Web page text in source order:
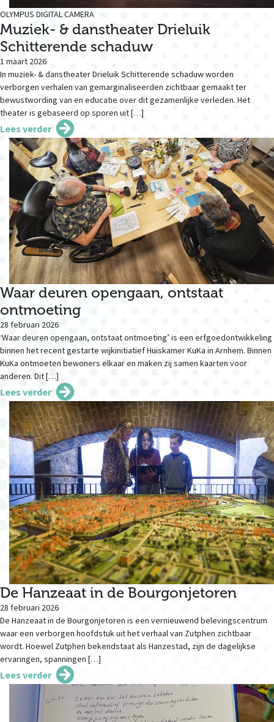
OLYMPUS DIGITAL CAMERA
Muziek- & danstheater Drieluik
Schitterende schaduw
1 maart 2026
In muziek- & danstheater Drieluik Schitterende schaduw worden
verborgen verhalen van gemarginaliseerden zichtbaar gemaakt ter
bewustwording van en educatie over dit gezamenlijke verleden. Het
theater is gebaseerd op sporen uit […]
Lees verder
Waar deuren opengaan, ontstaat
ontmoeting
28 februari 2026
‘Waar deuren opengaan, ontstaat ontmoeting’ is een erfgoedontwikkeling
binnen het recent gestarte wijkinitiatief Huiskamer KuKa in Arnhem. Binnen
KuKa ontmoeten bewoners elkaar en maken zij samen kaarten voor
anderen. Dit […]
Lees verder
De Hanzeaat in de Bourgonjetoren
28 februari 2026
De Hanzeaat in de Bourgonjetoren is een vernieuwend belevingscentrum
waar een verborgen hoofdstuk uit het verhaal van Zutphen zichtbaar
wordt. Hoewel Zutphen bekendstaat als Hanzestad, zijn de dagelijkse
ervaringen, spanningen […]
Lees verder